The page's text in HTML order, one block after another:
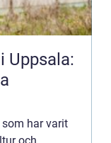
Uppsala:
har varit